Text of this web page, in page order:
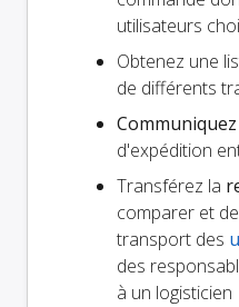
utilisateurs
Obtenez une
de différents
Communiquez
d'expédition
Transférez la
comparer et
transport des
des
à un logisticien